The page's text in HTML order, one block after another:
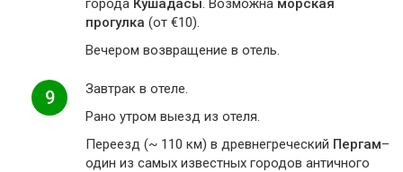
города Кушадасы. Возможна морская
прогулка (от €10).
Вечером возвращение в отель.
9
Завтрак в отеле.
Рано утром выезд из отеля.
Переезд (~ 110 км) в древнегреческий Пергам–
один из самых известных городов античного